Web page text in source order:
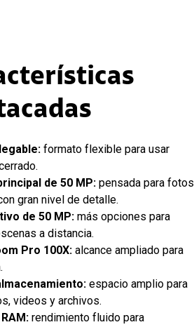
formato flexible para usar
de 50 MP:pensada para fotos
gran nivel de detalle.
de 50 MP:más opciones para
a distancia.
Pro 100X:alcance ampliado para
espacio amplio para
videos y archivos.
rendimiento fluido para